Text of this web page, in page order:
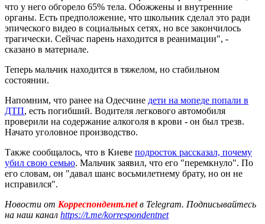
что у него обгорело 65% тела. Обожжены и внутренние
органы. Есть предположение, что школьник сделал это ради
эпического видео в социальных сетях, но все закончилось
трагически. Сейчас парень находится в реанимации", -
сказано в материале.
Теперь мальчик находится в тяжелом, но стабильном
состоянии.
Напомним, что ранее на Одесчине дети на мопеде попали в
ДТП, есть погибший. Водителя легкового автомобиля
проверили на содержание алкоголя в крови - он был трезв.
Начато уголовное производство.
Также сообщалось, что в Киеве подросток рассказал, почему
убил свою семью. Мальчик заявил, что его "перемкнуло". По
его словам, он "давал шанс восьмилетнему брату, но он не
исправился".
Новости от Корреспондент.netв Telegram. Подписывайтесь
на наш канал https://t.me/korrespondentnet